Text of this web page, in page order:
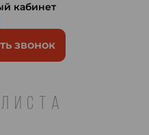
кабинет
звонок